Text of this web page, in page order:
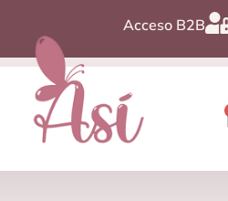
Acceso B2B